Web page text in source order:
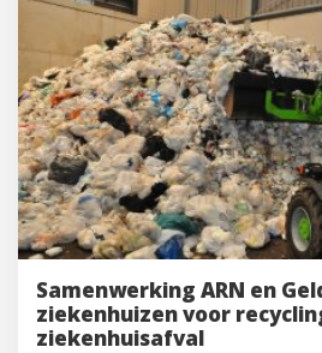
Samenwerking ARN en
ziekenhuizen voor
ziekenhuisafval